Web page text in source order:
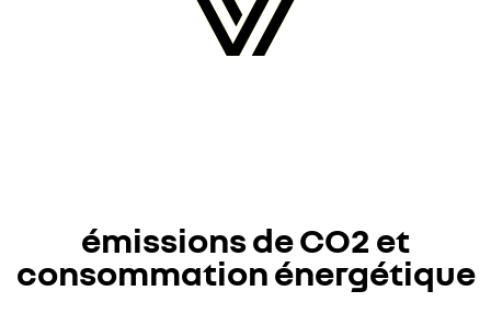
émissions de CO2 et
consommation énergétique